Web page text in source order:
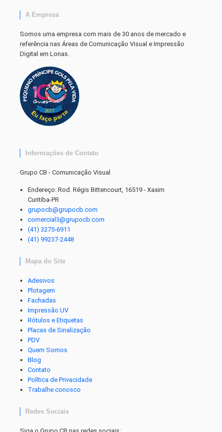
A Empresa
Somos uma empresa com mais de 30 anos de mercado e
referência nas Áreas de Comunicação Visual e Impressão
Digital em Lonas.
Informações de Contato
Grupo CB - Comunicação Visual
Endereço: Rod. Régis Bittencourt, 16519 - Xaxim
Curitiba-PR
grupocb@grupocb.com
comercial3@grupocb.com
(41) 3275-6911
(41) 99237-2448
Mapa do Site
Adesivos
Plotagem
Fachadas
Impressão UV
Rótulos e Etiquetas
Placas de Sinalização
PDV
Quem Somos
Blog
Contato
Política de Privacidade
Trabalhe conosco
Redes Sociais